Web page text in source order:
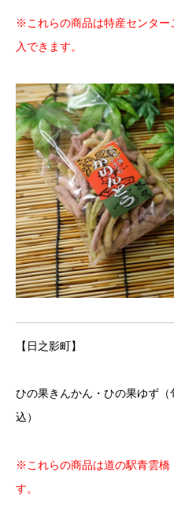
※これらの商品は特産センター
入できます。
【日之影町】
ひの果きんかん・ひの果ゆず
込）
※これらの商品は道の駅青雲橋
す。